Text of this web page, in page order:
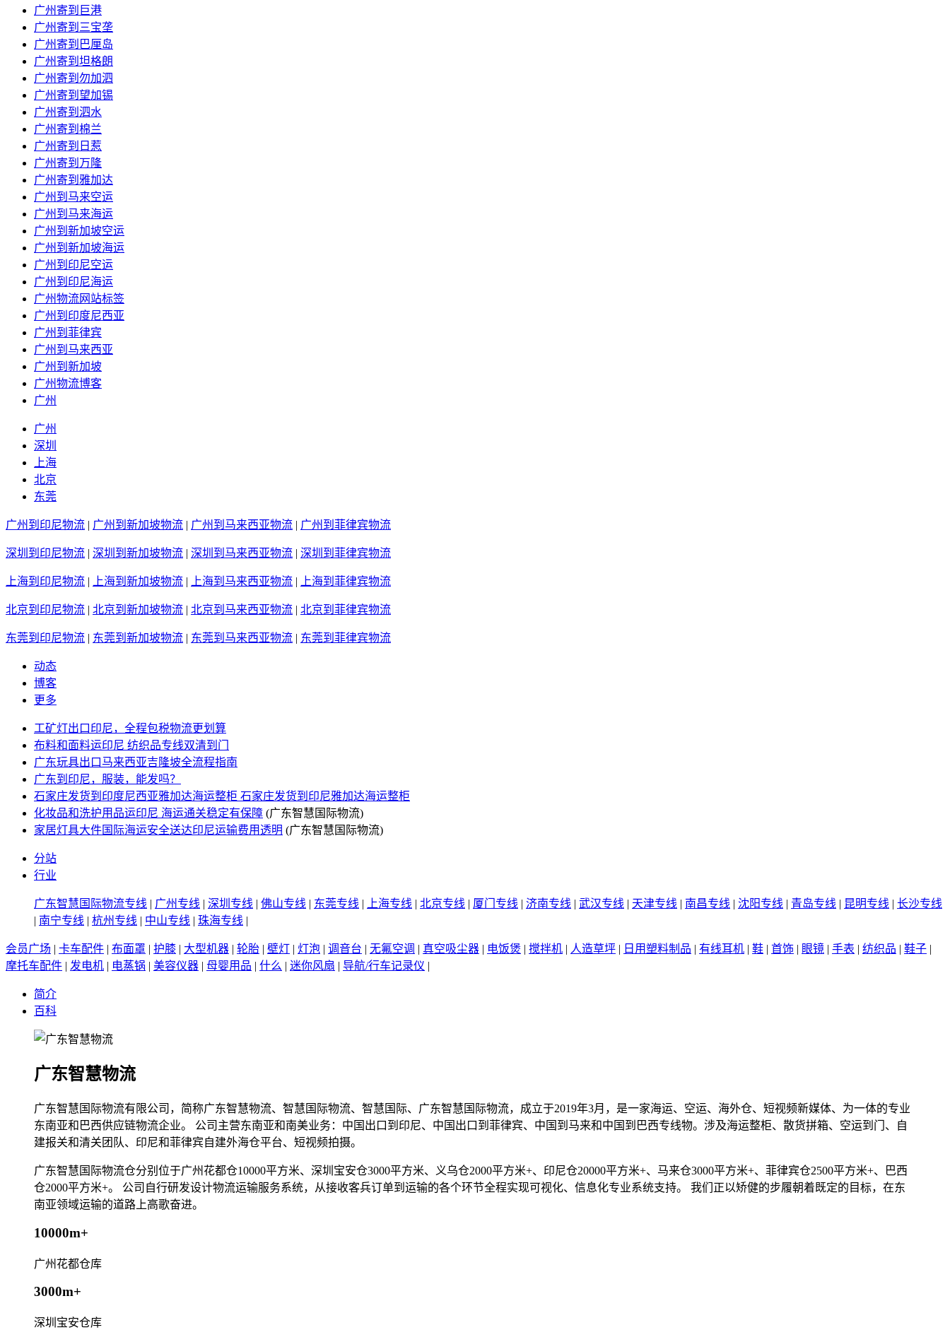
广州寄到巨港
广州寄到三宝垄
广州寄到巴厘岛
广州寄到坦格朗
广州寄到勿加泗
广州寄到望加锡
广州寄到泗水
广州寄到棉兰
广州寄到日惹
广州寄到万隆
广州寄到雅加达
广州到马来空运
广州到马来海运
广州到新加坡空运
广州到新加坡海运
广州到印尼空运
广州到印尼海运
广州物流网站标签
广州到印度尼西亚
广州到菲律宾
广州到马来西亚
广州到新加坡
广州物流博客
广州
广州
深圳
上海
北京
东莞
广州到印尼物流 | 广州到新加坡物流 | 广州到马来西亚物流 | 广州到菲律宾物流
深圳到印尼物流 | 深圳到新加坡物流 | 深圳到马来西亚物流 | 深圳到菲律宾物流
上海到印尼物流 | 上海到新加坡物流 | 上海到马来西亚物流 | 上海到菲律宾物流
北京到印尼物流 | 北京到新加坡物流 | 北京到马来西亚物流 | 北京到菲律宾物流
东莞到印尼物流 | 东莞到新加坡物流 | 东莞到马来西亚物流 | 东莞到菲律宾物流
动态
博客
更多
工矿灯出口印尼，全程包税物流更划算
布料和面料运印尼 纺织品专线双清到门
广东玩具出口马来西亚吉隆坡全流程指南
广东到印尼，服装，能发吗？
石家庄发货到印度尼西亚雅加达海运整柜 石家庄发货到印尼雅加达海运整柜
化妆品和洗护用品运印尼 海运通关稳定有保障 (广东智慧国际物流)
家居灯具大件国际海运安全送达印尼运输费用透明 (广东智慧国际物流)
分站
行业
广东智慧国际物流专线 | 广州专线 | 深圳专线 | 佛山专线 | 东莞专线 | 上海专线 | 北京专线 | 厦门专线 | 济南专线 | 武汉专线 | 天津专线 | 南昌专线 | 沈阳专线 | 青岛专线 | 昆明专线 | 长沙专线
| 南宁专线 | 杭州专线 | 中山专线 | 珠海专线 |
会员广场 | 卡车配件 | 布面罩 | 护膝 | 大型机器 | 轮胎 | 壁灯 | 灯泡 | 调音台 | 无氟空调 | 真空吸尘器 | 电饭煲 | 搅拌机 | 人造草坪 | 日用塑料制品 | 有线耳机 | 鞋 | 首饰 | 眼镜 | 手表 | 纺织品 | 鞋子 |
摩托车配件 | 发电机 | 电蒸锅 | 美容仪器 | 母婴用品 | 什么 | 迷你风扇 | 导航/行车记录仪 |
简介
百科
广东智慧物流
广东智慧国际物流有限公司，简称广东智慧物流、智慧国际物流、智慧国际、广东智慧国际物流，成立于2019年3月，是一家海运、空运、海外仓、短视频新媒体、为一体的专业
东南亚和巴西供应链物流企业。 公司主营东南亚和南美业务：中国出口到印尼、中国出口到菲律宾、中国到马来和中国到巴西专线物。涉及海运整柜、散货拼箱、空运到门、自
建报关和清关团队、印尼和菲律宾自建外海仓平台、短视频拍摄。
广东智慧国际物流仓分别位于广州花都仓10000平方米、深圳宝安仓3000平方米、义乌仓2000平方米+、印尼仓20000平方米+、马来仓3000平方米+、菲律宾仓2500平方米+、巴西
仓2000平方米+。 公司自行研发设计物流运输服务系统，从接收客兵订单到运输的各个环节全程实现可视化、信息化专业系统支持。 我们正以矫健的步履朝着既定的目标，在东
南亚领域运输的道路上高歌奋进。
10000m+
广州花都仓库
3000m+
深圳宝安仓库